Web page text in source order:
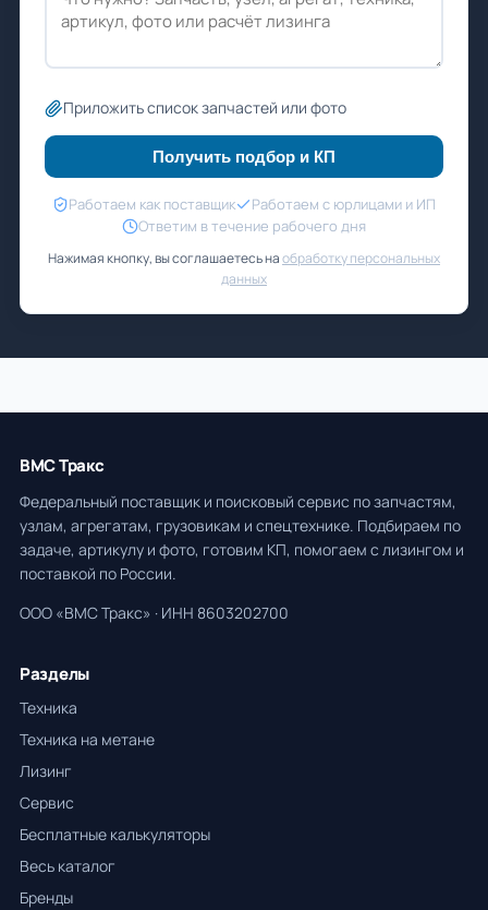
Приложить список запчастей или фото
Получить подбор и КП
Работаем как поставщик
Работаем с юрлицами и ИП
Ответим в течение рабочего дня
Нажимая кнопку, вы соглашаетесь наобработку персональных
данных
ВМС Тракс
Федеральный поставщик и поисковый сервис по запчастям,
узлам, агрегатам, грузовикам и спецтехнике. Подбираем по
задаче, артикулу и фото, готовим КП, помогаем с лизингом и
поставкой по России.
ООО «ВМС Тракс» · ИНН 8603202700
Разделы
Техника
Техника на метане
Лизинг
Сервис
Бесплатные калькуляторы
Весь каталог
Бренды